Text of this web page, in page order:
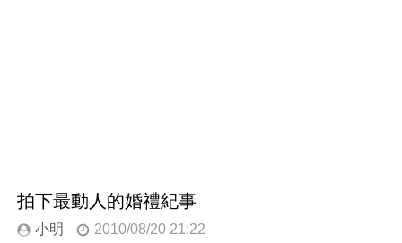
拍下最動人的婚禮紀事
小明 2010/08/20 21:22